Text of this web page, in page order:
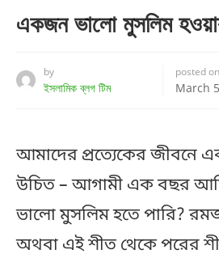
একজন ভালো মুসলিম
by
ইসলামিক ব্লগ টিম
posted on
March
আমাদের প্রত্যেকের জীবনে
উচিত – আগামী এক বছর
ভালো মুসলিম হতে পারি?
অথবা এই শীত থেকে পরের